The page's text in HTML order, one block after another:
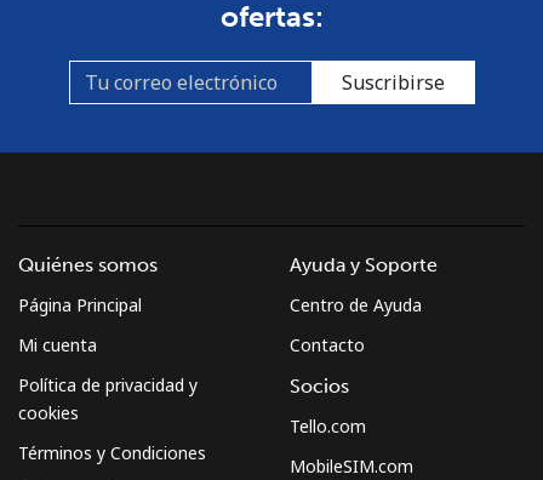
ofertas:
Suscribirse
Quiénes somos
Página Principal
Mi cuenta
Política de privacidad y
cookies
Términos y Condiciones
Ayuda y Soporte
Centro de Ayuda
Contacto
Socios
Tello.com
MobileSIM.com